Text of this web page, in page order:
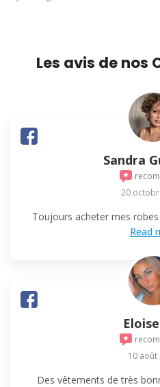
Les avis de nos
Sandra
20
Toujours acheter mes
Read
10 août
Des vêtements de très